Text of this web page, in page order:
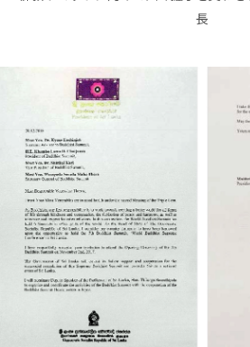
長